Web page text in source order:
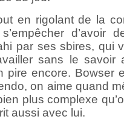
en rigolant de la
d’avoir
par ses sbires, qui
sans le savoir
pire encore. Bowser
on aime quand
plus complexe
aussi avec lui.